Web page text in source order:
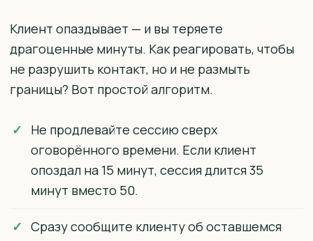
Клиент опаздывает — и вы теряете
драгоценные минуты. Как реагировать, чтобы
не разрушить контакт, но и не размыть
границы? Вот простой алгоритм.
Не продлевайте сессию сверх
оговорённого времени. Если клиент
опоздал на 15 минут, сессия длится 35
минут вместо 50.
Сразу сообщите клиенту об оставшемся